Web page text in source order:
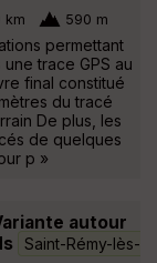
km 590 m
permettant
trace GPS au
final constitué
du tracé
De plus, les
de quelques
p »
autour
Saint-Rémy-lès-